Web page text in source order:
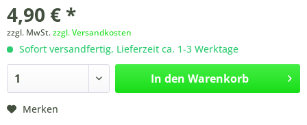
4,90 € *
zzgl. MwSt.zzgl. Versandkosten
Sofort versandfertig, Lieferzeit ca. 1-3 Werktage
In den Warenkorb
Merken